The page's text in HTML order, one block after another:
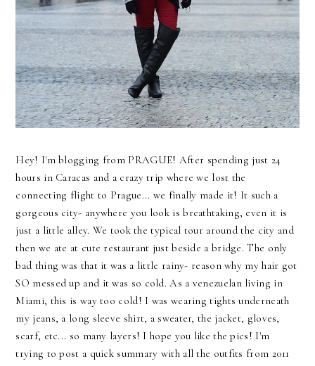
Hey! I'm blogging from PRAGUE! After spending just 24
hours in Caracas and a crazy trip where we lost the
connecting flight to Prague... we finally made it! It such a
gorgeous city- anywhere you look is breathtaking, even it is
just a little alley. We took the typical tour around the city and
then we ate at cute restaurant just beside a bridge. The only
bad thing was that it was a little rainy- reason why my hair got
SO messed up and it was so cold. As a venezuelan living in
Miami, this is way too cold! I was wearing tights underneath
my jeans, a long sleeve shirt, a sweater, the jacket, gloves,
scarf, etc... so many layers! I hope you like the pics! I'm
trying to post a quick summary with all the outfits from 2011